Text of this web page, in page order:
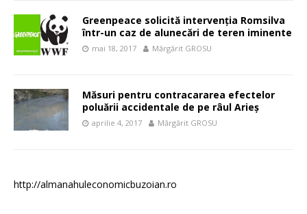
Greenpeace solicită intervenția Romsilva
într-un caz de alunecări de teren iminente
mai 18, 2017 Mărgărit GROSU
Măsuri pentru contracararea efectelor
poluării accidentale de pe râul Arieș
aprilie 4, 2017 Mărgărit GROSU
http://almanahuleconomicbuzoian.ro